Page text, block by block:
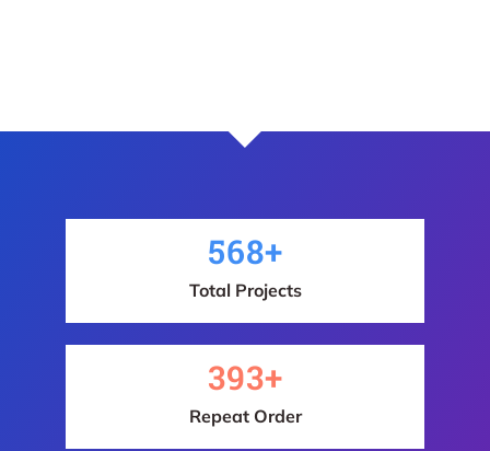
Total Projects
568+
Repeat Order
393+